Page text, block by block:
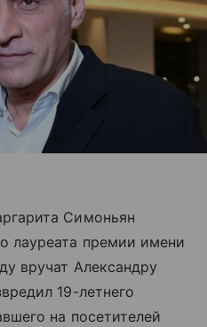
Симоньян
лауреата премии имени
вручат Александру
19-летнего
на посетителей